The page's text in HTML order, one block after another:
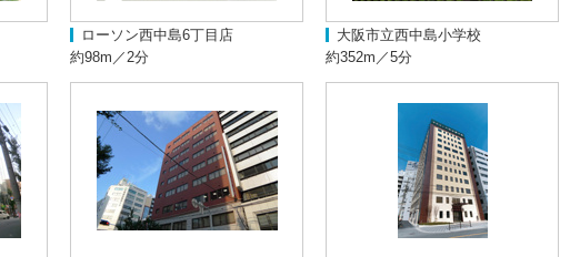
ローソン西中島6丁目店
約98m／2分
大阪市立西中島小学校
約352m／5分